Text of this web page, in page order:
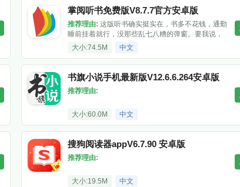
掌阅听书免费版V8.7.7官方安卓版
推荐理由: 这版听书确实挺实在，书多不花钱，通勤
睡前挂着就行，没那些乱七八糟的弹窗。要我说，
想白嫖听书的话，下一个试试呗，不好用再删。
大小:74.5M 中文
书旗小说手机最新版V12.6.6.264安卓版
推荐理由:
大小:60.0M 中文
搜狗阅读器appV6.7.90 安卓版
推荐理由:
大小:19.5M 中文